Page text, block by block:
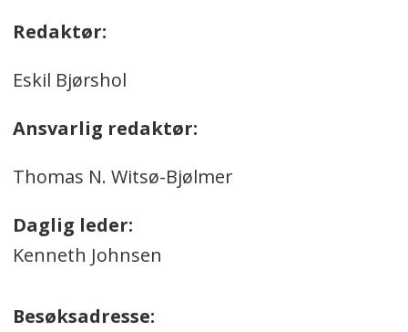
Redaktør:
Eskil Bjørshol
Ansvarlig redaktør:
Thomas N. Witsø-Bjølmer
Daglig leder:
Kenneth Johnsen
Besøksadresse: